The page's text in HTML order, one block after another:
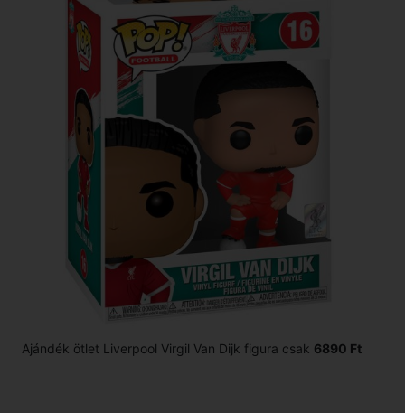
Ajándék ötlet Liverpool Virgil Van Dijk figura csak 6890 Ft